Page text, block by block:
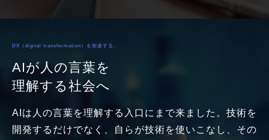
DX（digital transformation）を加速する。
AIが人の言葉を
理解する社会へ
AIは人の言葉を理解する入口にまで来ました。技術を
開発するだけでなく、自らが技術を使いこなし、その